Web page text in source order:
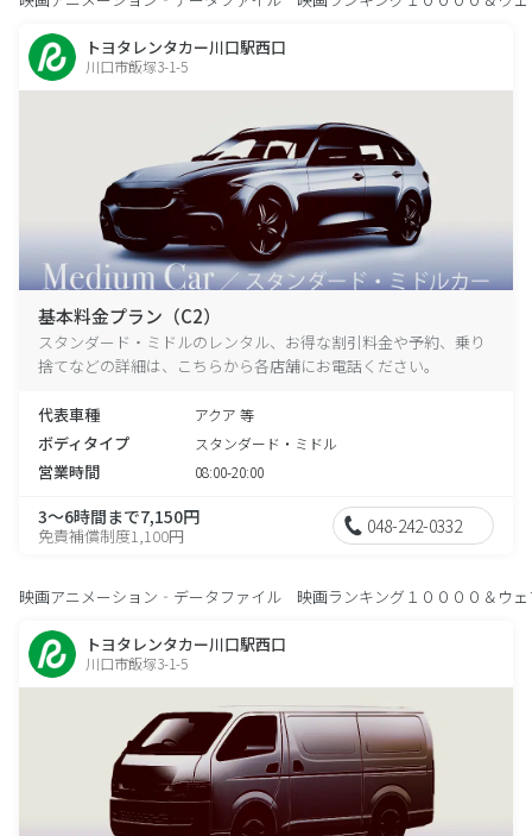
トヨタレンタカー川口駅西口
川口市飯塚3-1-5
基本料金プラン（C2）
スタンダード・ミドルのレンタル、お得な割引料金や予約、乗り
捨てなどの詳細は、こちらから各店舗にお電話ください。
代表車種 アクア 等
ボディタイプ スタンダード・ミドル
営業時間 08:00-20:00
3～6時間まで7,150円
免責補償制度1,100円 048-242-0332
映画アニメーション‐データファイル 映画ランキング１００００＆ウェ
トヨタレンタカー川口駅西口
川口市飯塚3-1-5